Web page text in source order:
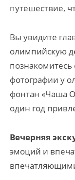
путешествие,
Вы увидите
олимпийскую
фотографии у
фонтан «Чаша
один год
Вечерняя
эмоций и